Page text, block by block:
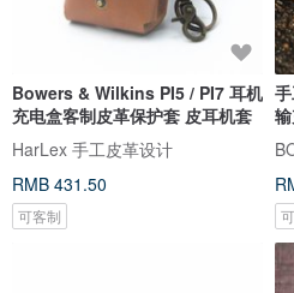
Bowers & Wilkins PI5 / PI7 耳机
充电盒客制皮革保护套 皮耳机套
HarLex 手工皮革设计
RMB 431.50
可客制